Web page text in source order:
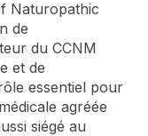
Naturopathic
de
du CCNM
et de
essentiel pour
agréée
siégé au